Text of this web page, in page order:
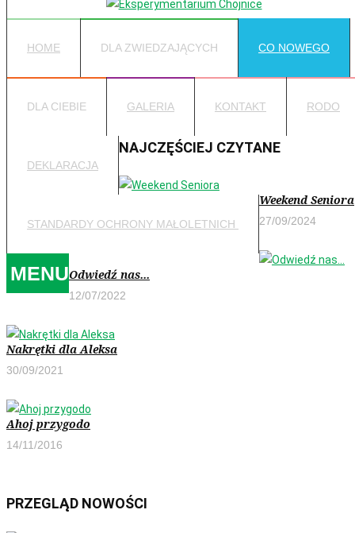
HOME DLA ZWIEDZAJĄCYCH CO NOWEGO
DLA CIEBIE GALERIA KONTAKT RODO
DEKLARACJA
STANDARDY OCHRONY MAŁOLETNICH
MENU
NAJCZĘŚCIEJ CZYTANE
Weekend Seniora
27/09/2024
Odwiedź nas...
12/07/2022
Nakrętki dla Aleksa
30/09/2021
Ahoj przygodo
14/11/2016
PRZEGLĄD NOWOŚCI